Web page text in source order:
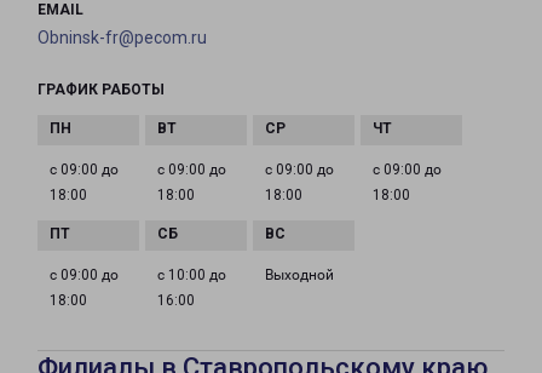
EMAIL
Obninsk-fr@pecom.ru
ГРАФИК РАБОТЫ
с 09:00 до
18:00
с 09:00 до
18:00
с 09:00 до
18:00
с 09:00 до
18:00
с 09:00 до
18:00
с 10:00 до
16:00
Выходной